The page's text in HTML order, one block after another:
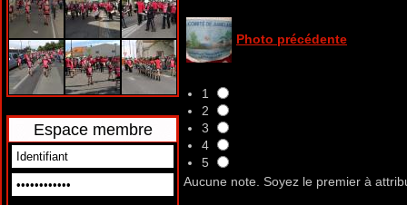
Espace membre
Photo précédente
1
2
3
4
5
Aucune note. Soyez le premier à